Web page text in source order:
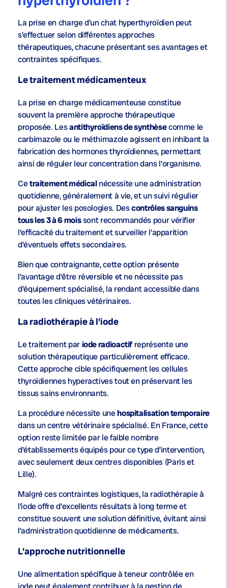
La prise en charge d’un chat hyperthyroïdien peut
s’effectuer selon différentes approches
thérapeutiques, chacune présentant ses avantages et
contraintes spécifiques.
Le traitement médicamenteux
La prise en charge médicamenteuse constitue
souvent la première approche thérapeutique
proposée. Lesantithyroïdiens de synthèsecomme le
carbimazole ou le méthimazole agissent en inhibant la
fabrication des hormones thyroïdiennes, permettant
ainsi de réguler leur concentration dans l’organisme.
Cetraitement médicalnécessite une administration
quotidienne, généralement à vie, et un suivi régulier
pour ajuster les posologies. Descontrôles sanguins
tous les 3 à 6 moissont recommandés pour vérifier
l’efficacité du traitement et surveiller l’apparition
d’éventuels effets secondaires.
Bien que contraignante, cette option présente
l’avantage d’être réversible et ne nécessite pas
d’équipement spécialisé, la rendant accessible dans
toutes les cliniques vétérinaires.
La radiothérapie à l’iode
Le traitement pariode radioactif représente une
solution thérapeutique particulièrement efficace.
Cette approche cible spécifiquement les cellules
thyroïdiennes hyperactives tout en préservant les
tissus sains environnants.
La procédure nécessite unehospitalisation temporaire
dans un centre vétérinaire spécialisé. En France, cette
option reste limitée par le faible nombre
d’établissements équipés pour ce type d’intervention,
avec seulement deux centres disponibles (Paris et
Lille).
Malgré ces contraintes logistiques, la radiothérapie à
l’iode offre d’excellents résultats à long terme et
constitue souvent une solution définitive, évitant ainsi
l’administration quotidienne de médicaments.
L’approche nutritionnelle
Une alimentation spécifique à teneur contrôlée en